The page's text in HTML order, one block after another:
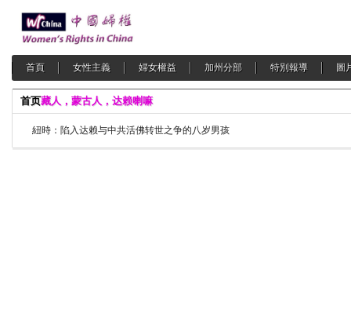
首頁 女性主義 婦女權益 加州分部 特別報導 圖
首页藏人，蒙古人，达赖喇嘛
紐時：陷入达赖与中共活佛转世之争的八岁男孩